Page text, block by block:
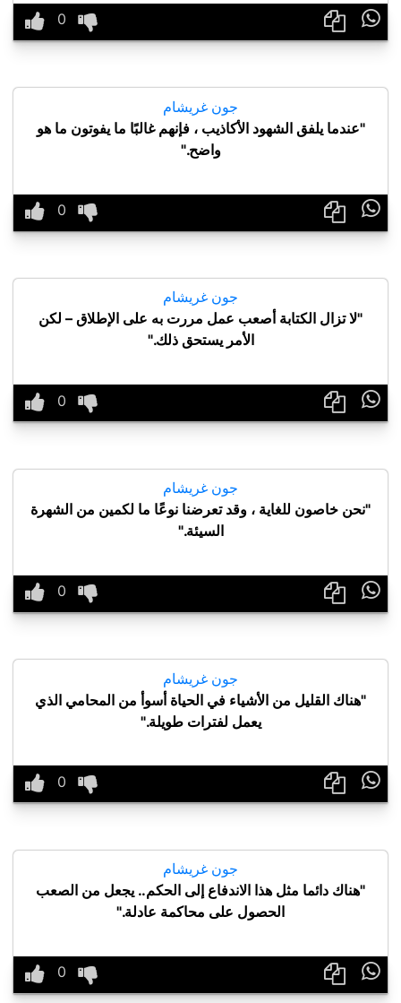

جون غريشام
"عندما يلفق الشهود الأكاذيب ، فإنهم غالبًا ما يفوتون ما هو
واضح."

جون غريشام
"لا تزال الكتابة أصعب عمل مررت به على الإطلاق – لكن
الأمر يستحق ذلك."

جون غريشام
"نحن خاصون للغاية ، وقد تعرضنا نوعًا ما لكمين من الشهرة
السيئة."

جون غريشام
"هناك القليل من الأشياء في الحياة أسوأ من المحامي الذي
يعمل لفترات طويلة."

جون غريشام
"هناك دائما مثل هذا الاندفاع إلى الحكم.. يجعل من الصعب
الحصول على محاكمة عادلة."
